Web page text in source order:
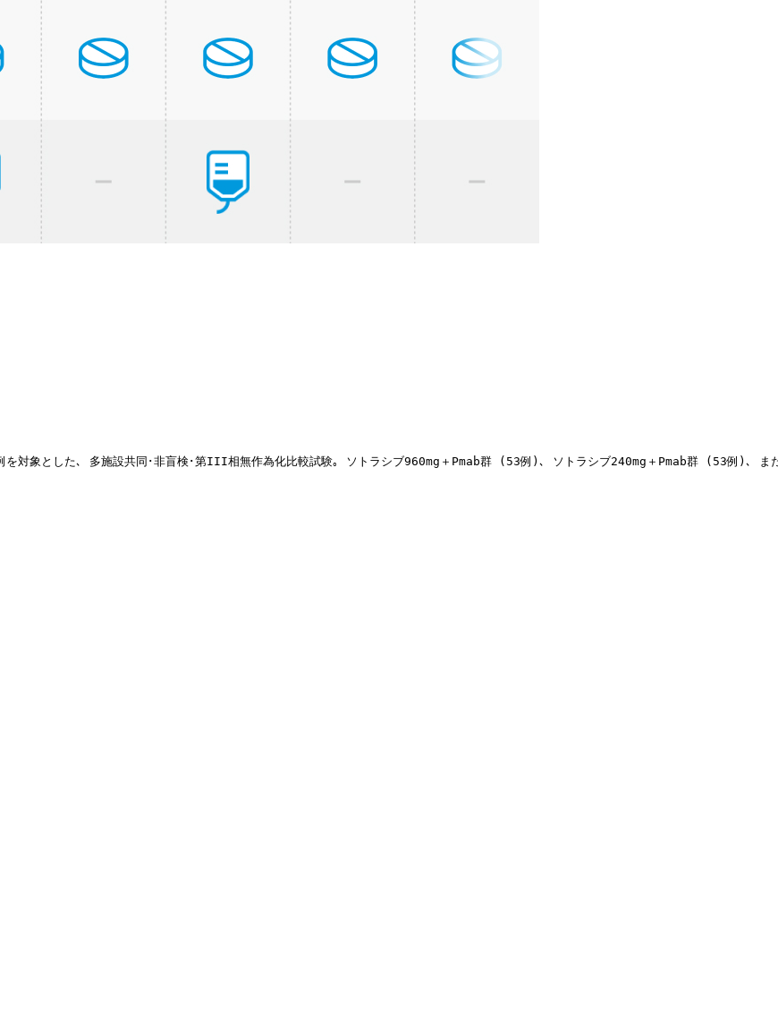
例を対象とした､ 多施設共同･非盲検･第III相無作為化比較試験｡ ソトラシブ960mg＋Pmab群 (53例)､ ソトラシブ240mg＋Pmab群 (53例)､